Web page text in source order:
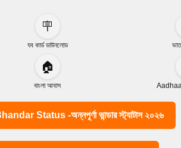
🪧
যব কার্ড ডাউনলোড
🏠
বাংলা আবাস
Status -অন্নপূর্ণা ভান্ডার স্ট্যাটাস ২০২৬